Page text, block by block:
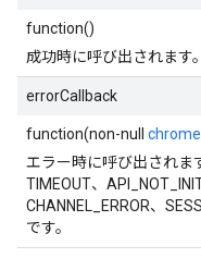
function()
成功時に呼び出されます。
errorCallback
function(non-null
エラー時に呼び出されま
TIMEOUT、
CHANNEL_ERROR、
です。